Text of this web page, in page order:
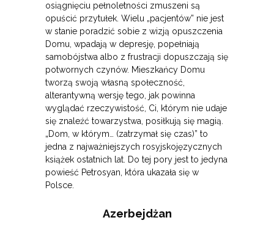
osiągnięciu pełnoletności zmuszeni są
opuścić przytułek. Wielu „pacjentów” nie jest
w stanie poradzić sobie z wizją opuszczenia
Domu, wpadają w depresję, popełniają
samobójstwa albo z frustracji dopuszczają się
potwornych czynów. Mieszkańcy Domu
tworzą swoją własną społeczność,
alterantywną wersję tego, jak powinna
wyglądać rzeczywistość, Ci, którym nie udaje
się znaleźć towarzystwa, posiłkują się magią.
„Dom, w którym… (zatrzymał się czas)” to
jedna z najważniejszych rosyjskojęzycznych
książek ostatnich lat. Do tej pory jest to jedyna
powieść Petrosyan, która ukazała się w
Polsce.
Azerbejdżan